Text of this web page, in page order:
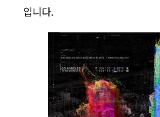
입니다.